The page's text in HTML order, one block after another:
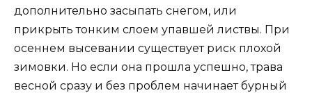
дополнительно засыпать снегом, или
прикрыть тонким слоем упавшей листвы. При
осеннем высевании существует риск плохой
зимовки. Но если она прошла успешно, трава
весной сразу и без проблем начинает бурный